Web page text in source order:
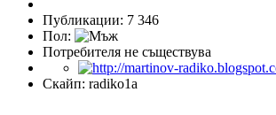
Публикации: 7 346
Пол:
Потребителя не съществува
Скайп: radiko1a